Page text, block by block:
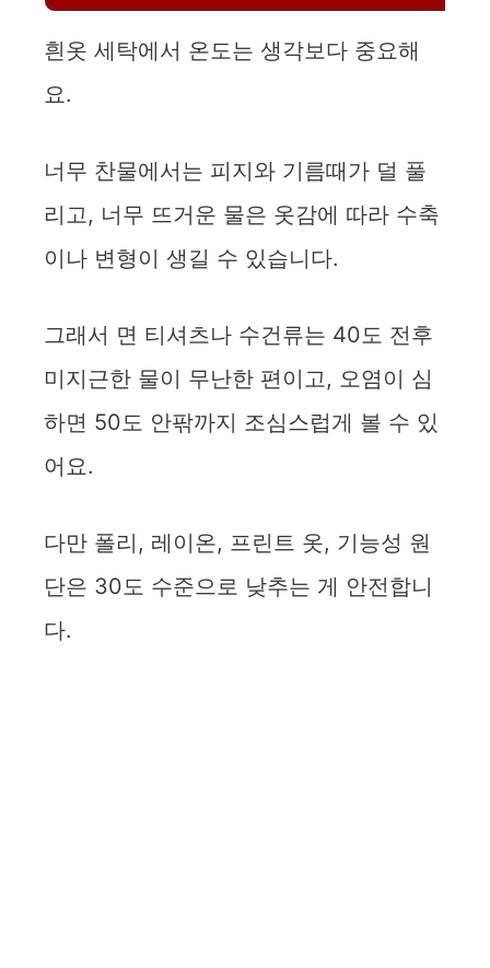
흰옷 세탁에서 온도는 생각보다 중요해
요.
너무 찬물에서는 피지와 기름때가 덜 풀
리고, 너무 뜨거운 물은 옷감에 따라 수축
이나 변형이 생길 수 있습니다.
그래서 면 티셔츠나 수건류는 40도 전후
미지근한 물이 무난한 편이고, 오염이 심
하면 50도 안팎까지 조심스럽게 볼 수 있
어요.
다만 폴리, 레이온, 프린트 옷, 기능성 원
단은 30도 수준으로 낮추는 게 안전합니
다.